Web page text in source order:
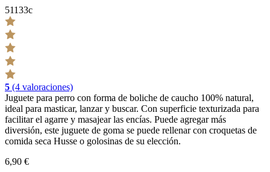
51133c
5 (4 valoraciones)
Juguete para perro con forma de boliche de caucho 100% natural,
ideal para masticar, lanzar y buscar. Con superficie texturizada para
facilitar el agarre y masajear las encías. Puede agregar más
diversión, este juguete de goma se puede rellenar con croquetas de
comida seca Husse o golosinas de su elección.
6,90 €